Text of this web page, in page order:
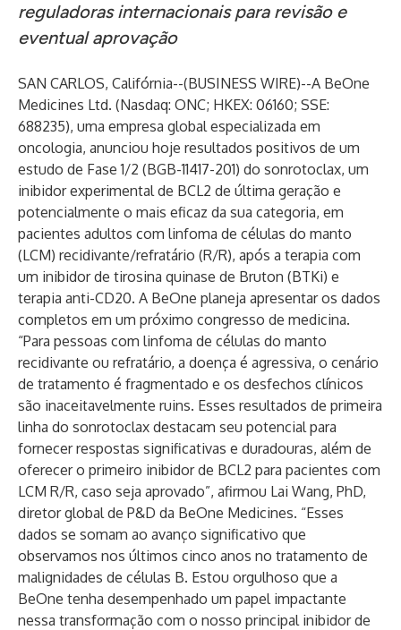
reguladoras internacionais para revisão e
eventual aprovação
SAN CARLOS, Califórnia--(BUSINESS WIRE)--A BeOne
Medicines Ltd. (Nasdaq: ONC; HKEX: 06160; SSE:
688235), uma empresa global especializada em
oncologia, anunciou hoje resultados positivos de um
estudo de Fase 1/2 (BGB-11417-201) do sonrotoclax, um
inibidor experimental de BCL2 de última geração e
potencialmente o mais eficaz da sua categoria, em
pacientes adultos com linfoma de células do manto
(LCM) recidivante/refratário (R/R), após a terapia com
um inibidor de tirosina quinase de Bruton (BTKi) e
terapia anti-CD20. A BeOne planeja apresentar os dados
completos em um próximo congresso de medicina.
“Para pessoas com linfoma de células do manto
recidivante ou refratário, a doença é agressiva, o cenário
de tratamento é fragmentado e os desfechos clínicos
são inaceitavelmente ruins. Esses resultados de primeira
linha do sonrotoclax destacam seu potencial para
fornecer respostas significativas e duradouras, além de
oferecer o primeiro inibidor de BCL2 para pacientes com
LCM R/R, caso seja aprovado”, afirmou Lai Wang, PhD,
diretor global de P&D da BeOne Medicines. “Esses
dados se somam ao avanço significativo que
observamos nos últimos cinco anos no tratamento de
malignidades de células B. Estou orgulhoso que a
BeOne tenha desempenhado um papel impactante
nessa transformação com o nosso principal inibidor de